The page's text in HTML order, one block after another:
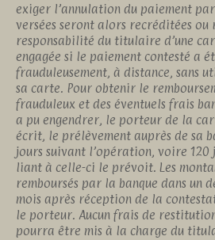
exiger l’annulation du paiement
versées seront alors recréditées ou
responsabilité du titulaire d’une
engagée si le paiement contesté a
frauduleusement, à distance, sans
sa carte. Pour obtenir le
frauduleux et des éventuels frais
a pu engendrer, le porteur de la
écrit, le prélèvement auprès de sa
jours suivant l’opération, voire
liant à celle-ci le prévoit. Les
remboursés par la banque dans un
mois après réception de la
le porteur. Aucun frais de restitution
pourra être mis à la charge du